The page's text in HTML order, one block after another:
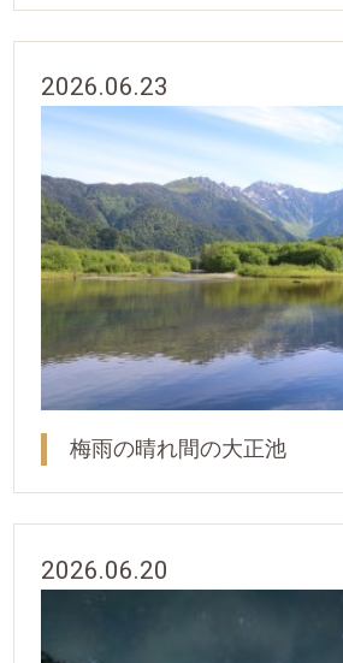
2026.06.23
梅雨の晴れ間の大正池
2026.06.20